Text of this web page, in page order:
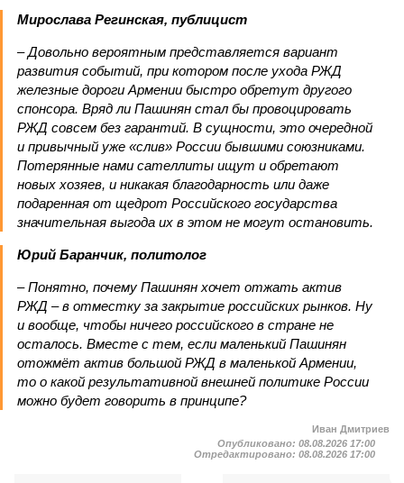
Мирослава Регинская, публицист
– Довольно вероятным представляется вариант
развития событий, при котором после ухода РЖД
железные дороги Армении быстро обретут другого
спонсора. Вряд ли Пашинян стал бы провоцировать
РЖД совсем без гарантий. В сущности, это очередной
и привычный уже «слив» России бывшими союзниками.
Потерянные нами сателлиты ищут и обретают
новых хозяев, и никакая благодарность или даже
подаренная от щедрот Российского государства
значительная выгода их в этом не могут остановить.
Юрий Баранчик, политолог
– Понятно, почему Пашинян хочет отжать актив
РЖД – в отместку за закрытие российских рынков. Ну
и вообще, чтобы ничего российского в стране не
осталось. Вместе с тем, если маленький Пашинян
отожмёт актив большой РЖД в маленькой Армении,
то о какой результативной внешней политике России
можно будет говорить в принципе?
Иван Дмитриев
Опубликовано: 08.08.2026 17:00
Отредактировано: 08.08.2026 17:00